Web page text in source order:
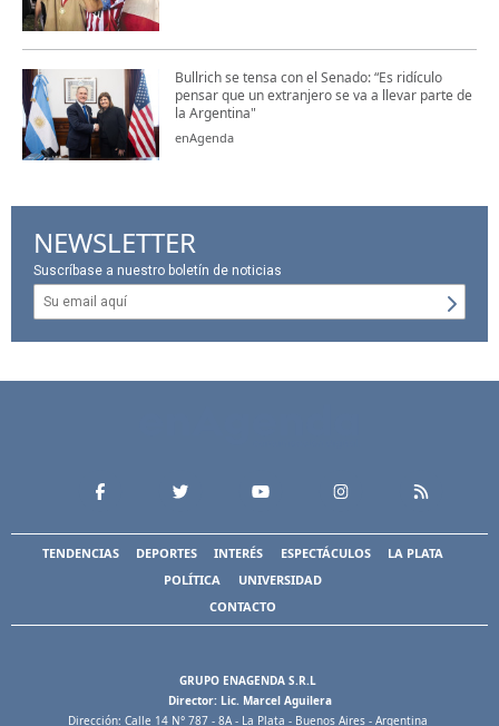
Bullrich se tensa con el Senado: “Es ridículo
pensar que un extranjero se va a llevar parte de
la Argentina"
enAgenda
NEWSLETTER
Suscríbase a nuestro boletín de noticias
TENDENCIAS DEPORTES INTERÉS ESPECTÁCULOS
LA PLATA
POLÍTICA
UNIVERSIDAD
CONTACTO
GRUPO ENAGENDA S.R.L
Director: Lic. Marcel Aguilera
Dirección: Calle 14 N° 787 - 8A - La Plata - Buenos Aires - Argentina